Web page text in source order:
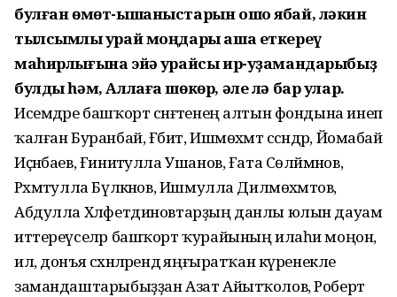
булған өмөт-ышаныстарын ошо ябай, ләкин
тылсымлы ҡурай моңдары аша еткереү
маһирлығына эйә ҡурайсы ир-уҙамандарыбыҙ
булды һәм, Аллаға шөкөр, әле лә бар улар.
Исемдәре башҡорт сәнғәтенең алтын фондына инеп
ҡалған Буранбай, Ғәбит, Ишмөхәмәт сәсәндәр, Йомабай
Иҫәнбаев, Ғиниәтулла Ушанов, Ғата Сөләймәнов,
Рәхмәтулла Бүләкәнов, Ишмулла Дилмө­хәмәтов,
Абдулла Хәлфетдиновтарҙың данлы юлын дауам
иттереүселәр башҡорт ҡурайының илаһи моңон,
ил, донъя сәхнә­ләрендә яңғыратҡан күренекле
заман­даштарыбыҙҙан Азат Айытҡолов, Роберт